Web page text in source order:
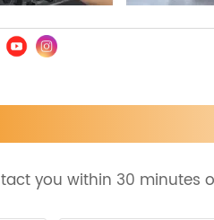
you within 30 minutes